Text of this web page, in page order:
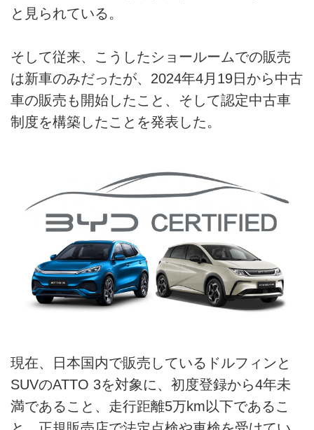
と見られている。
そして従来、こうしたショールームでの販売
は新車のみだったが、2024年4月19日から中古
車の販売も開始したこと、そして認定中古車
制度を構築したことを発表した。
現在、日本国内で販売しているドルフィンと
SUVのATTO 3を対象に、初度登録から4年未
満であること、走行距離5万km以下であるこ